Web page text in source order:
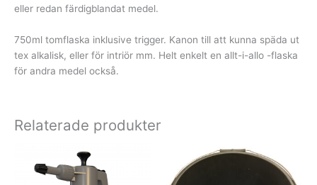
eller redan färdigblandat medel.
750ml tomflaska inklusive trigger. Kanon till att kunna späda ut
tex alkalisk, eller för intriör mm. Helt enkelt en allt-i-allo -flaska
för andra medel också.
Relaterade produkter